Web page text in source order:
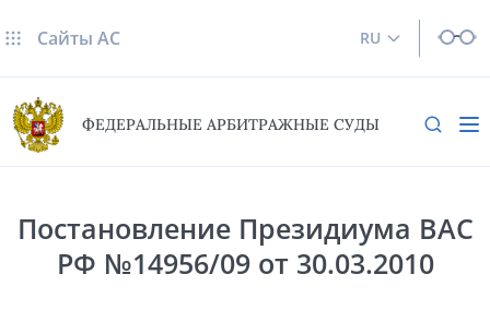
RU
Сайты AC
ФЕДЕРАЛЬНЫЕ АРБИТРАЖНЫЕ СУДЫ
Постановление Президиума ВАС
РФ №14956/09 от 30.03.2010